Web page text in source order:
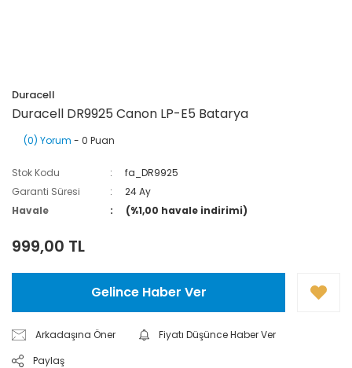
Duracell
Duracell DR9925 Canon LP-E5 Batarya
(0) Yorum - 0 Puan
Stok Kodu
fa_DR9925
Garanti Süresi
24 Ay
Havale
(%1,00 havale indirimi)
999,00 TL
Gelince Haber Ver
Arkadaşına Öner
Fiyatı Düşünce Haber Ver
Paylaş